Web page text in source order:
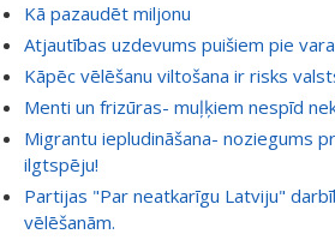
Kā pazaudēt miljonu
Atjautības uzdevums puišiem pie
Kāpēc vēlēšanu viltošana ir risks
Menti un frizūras- muļķiem nespīd
Migrantu iepludināšana- noziegums
ilgtspēju!
Partijas "Par neatkarīgu Latviju"
vēlēšanām.